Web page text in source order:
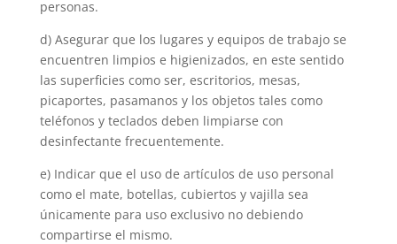
personas.
d) Asegurar que los lugares y equipos de trabajo se
encuentren limpios e higienizados, en este sentido
las superficies como ser, escritorios, mesas,
picaportes, pasamanos y los objetos tales como
teléfonos y teclados deben limpiarse con
desinfectante frecuentemente.
e) Indicar que el uso de artículos de uso personal
como el mate, botellas, cubiertos y vajilla sea
únicamente para uso exclusivo no debiendo
compartirse el mismo.